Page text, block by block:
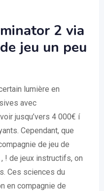
2 via
jeu un peu
lumière en
avec
jusqu’vers 4 000€ í
Cependant, que
de jeu de
! de jeux instructifs, on
Ces sciences du
en compagnie de